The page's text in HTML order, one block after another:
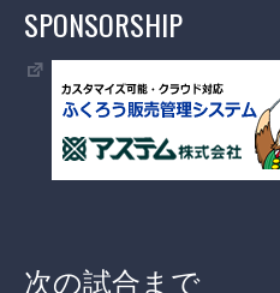
SPONSORSHIP
次の試合まで